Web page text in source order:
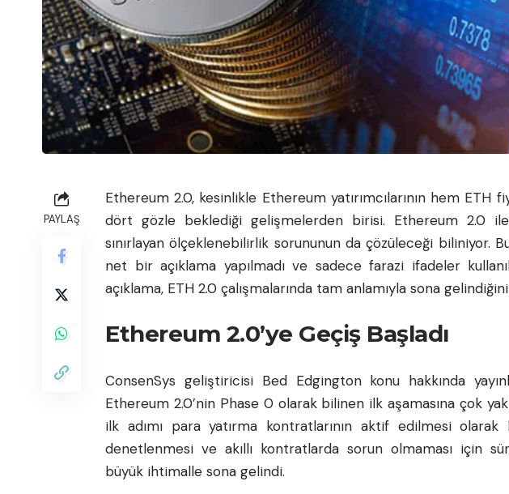
PAYLAŞ
Ethereum 2.0, kesinlikle Ethereum yatırımcılarının hem ETH
dört gözle beklediği gelişmelerden birisi. Ethereum 2.0
sınırlayan ölçeklenebilirlik sorununun da çözüleceği biliniyor.
net bir açıklama yapılmadı ve sadece farazi ifadeler
açıklama, ETH 2.0 çalışmalarında tam anlamıyla sona
Ethereum 2.0’ye Geçiş Başladı
ConsenSys geliştiricisi Bed Edgington konu hakkında
Ethereum 2.0’nin Phase 0 olarak bilinen ilk aşamasına çok
ilk adımı para yatırma kontratlarının aktif edilmesi
denetlenmesi ve akıllı kontratlarda sorun olmaması için
büyük ihtimalle sona gelindi.